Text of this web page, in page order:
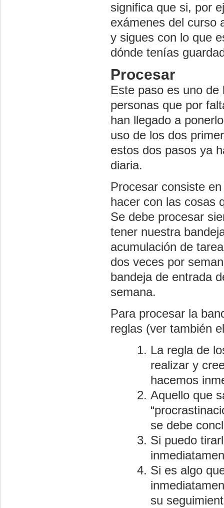
significa que si, por
exámenes del curso
y sigues con lo que
dónde tenías
Procesar
Este paso es uno
personas que por
han llegado a
uso de los dos
estos dos pasos ya
diaria.
Procesar consiste
hacer con las cosas
Se debe procesar
tener nuestra
acumulación de
dos veces por
bandeja de entrada
semana.
Para procesar la
reglas (ver también
La regla de
realizar y
hacemos
Aquello que
se debe
Si puedo
Si es algo
su